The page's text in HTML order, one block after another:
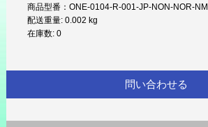
商品型番：ONE-0104-R-001-JP-NON-NOR-NM
配送重量: 0.002 kg
在庫数: 0
問い合わせる